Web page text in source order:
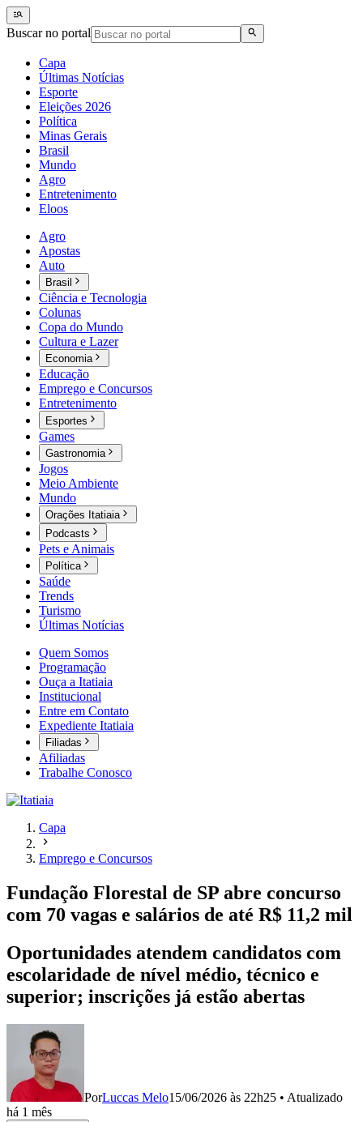
Buscar no portal
Capa
Últimas Notícias
Esporte
Eleições 2026
Política
Minas Gerais
Brasil
Mundo
Agro
Entretenimento
Eloos
Agro
Apostas
Auto
Brasil
Ciência e Tecnologia
Colunas
Copa do Mundo
Cultura e Lazer
Economia
Educação
Emprego e Concursos
Entretenimento
Esportes
Games
Gastronomia
Jogos
Meio Ambiente
Mundo
Orações Itatiaia
Podcasts
Pets e Animais
Política
Saúde
Trends
Turismo
Últimas Notícias
Quem Somos
Programação
Ouça a Itatiaia
Institucional
Entre em Contato
Expediente Itatiaia
Filiadas
Afiliadas
Trabalhe Conosco
Capa
Emprego e Concursos
Fundação Florestal de SP abre concurso
com 70 vagas e salários de até R$ 11,2 mil
Oportunidades atendem candidatos com
escolaridade de nível médio, técnico e
superior; inscrições já estão abertas
PorLuccas Melo15/06/2026 às 22h25 • Atualizado
há 1 mês